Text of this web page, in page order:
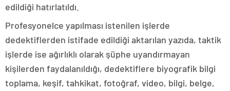
edildiği hatırlatıldı.
Profesyonelce yapılması istenilen işlerde
dedektiflerden istifade edildiği aktarılan yazıda, taktik
işlerde ise ağırlıklı olarak şüphe uyandırmayan
kişilerden faydalanıldığı, dedektiflere biyografik bilgi
toplama, keşif, tahkikat, fotoğraf, video, bilgi, belge,